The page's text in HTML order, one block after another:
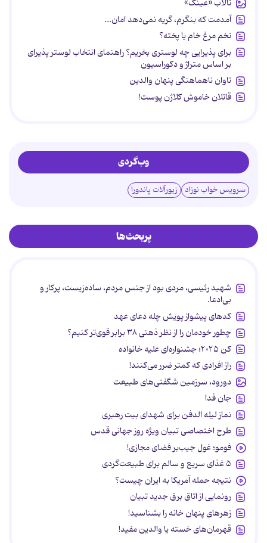
تالاب «عینک»
آمدمت که بنگرم، گریه نمی‌دهد امان...
تخم مرغ خام یا پخته؟
برای پذیرایی چه لوستری بخریم؟ راهنمای انتخاب لوستر پذیرای
بر اساس متراژ و دکوراسیون
تاوان ناهماهنگی پنهان والدین
قاتلان خاموش کلاژن پوست!
وب‌گردی
سرویس خواب نوزاد زیورآلات پاندورا
پربحث‌ها
شهید رئیسی، مردی بود از جنس مردم، ساده‌زیست، پرکار و
بی‌ادعا.
کدهای پیشواز پویش چله دعای عهد
چطور خودمان را از نظر ذهنی ۳۸ برابر قوی‌تر کنیم؟
کن ۲۰۲۵؛ جشنواره‌ای علیه خانواده
راز افرادی که کمتر ضرر می‌کنند!
دورود، سرزمین شگفتی‌های طبیعت
جان فدا
نماز لیله الدفن برای شهدای بیت رهبری
طرح اختصاصی تبیان ویژه روز جهانی قدس
فومو؛ غول جیب‌بر فضای مجازی!
۵ غذای سریع و سالم برای طبیعت‌گردی
نتیجه حمله آمریکا به ایران چیست؟
رونمایی از اتاق برق جدید تبیان
زهرهای پنهان خانه را بشناسید!
قهرمان‌های خسته یا والدین مفید!